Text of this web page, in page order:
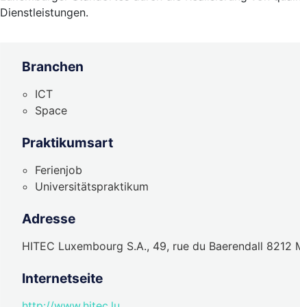
Dienstleistungen.
Branchen
ICT
Space
Praktikumsart
Ferienjob
Universitätspraktikum
Adresse
HITEC Luxembourg S.A., 49, rue du Baerendall 8212
Internetseite